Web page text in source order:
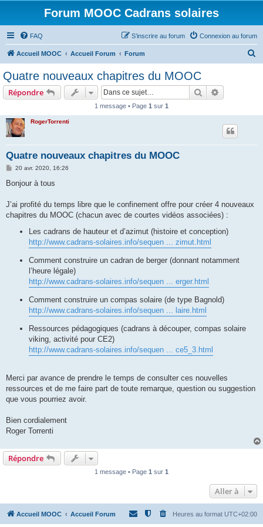
Forum MOOC Cadrans solaires
FAQ Connexion au forum
S’inscrire au forum
Accueil MOOC Accueil Forum Forum
Quatre nouveaux chapitres du MOOC
Répondre Rechercher
1 message • Page 1 sur 1
RogerTorrenti
Quatre nouveaux chapitres du MOOC
M
s
g
20 avr. 2020, 16:26
Bonjour à tous
J’ai profité du temps libre que le confinement offre pour créer 4 nouveaux
chapitres du MOOC (chacun avec de courtes vidéos associées) :
Les cadrans de hauteur et d’azimut (histoire et conception)
http://www.cadrans-solaires.info/sequen ... zimut.html
Comment construire un cadran de berger (donnant notamment
l’heure légale)
http://www.cadrans-solaires.info/sequen ... erger.html
Comment construire un compas solaire (de type Bagnold)
http://www.cadrans-solaires.info/sequen ... laire.html
Ressources pédagogiques (cadrans à découper, compas solaire
viking, activité pour CE2)
http://www.cadrans-solaires.info/sequen ... ce5_3.html
Merci par avance de prendre le temps de consulter ces nouvelles
ressources et de me faire part de toute remarque, question ou suggestion
que vous pourriez avoir.
Bien cordialement
Roger Torrenti
Répondre
1 message • Page 1 sur 1
Aller à
Accueil MOOC Accueil Forum Heures au format UTC+02:00